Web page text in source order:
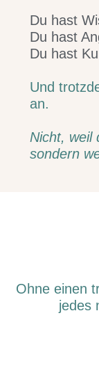
Du hast
Du hast
Du hast
Und
an.
Nicht, weil
sondern
Ohne einen
jedes